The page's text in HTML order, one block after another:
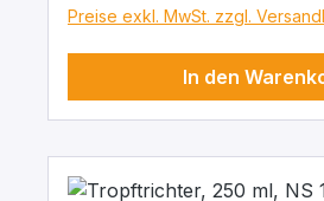
Preise exkl. MwSt. zzgl.
In den